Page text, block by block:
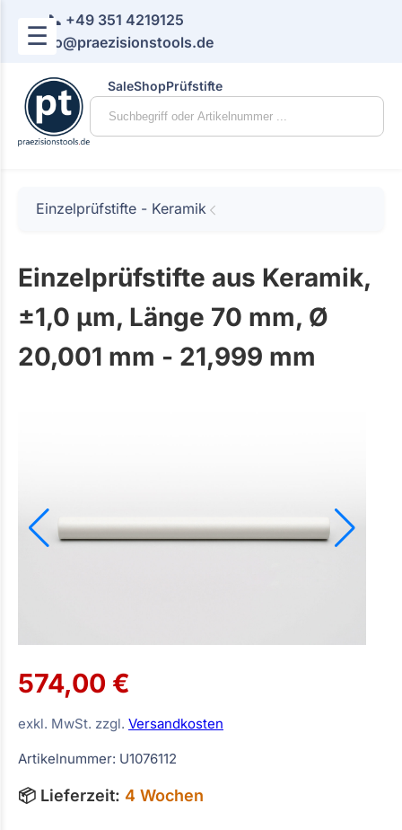
☰
📞 +49 351 4219125
📧 info@praezisionstools.de
SaleShopPrüfstifte
Einzelprüfstifte - Keramik
Einzelprüfstifte aus Keramik,
±1,0 µm, Länge 70 mm, Ø
20,001 mm - 21,999 mm
574,00 €
exkl. MwSt. zzgl. Versandkosten
Artikelnummer: U1076112
📦 Lieferzeit: 4 Wochen